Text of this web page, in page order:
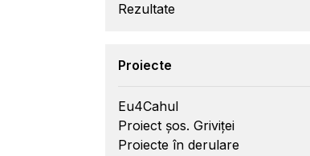
Rezultate
Proiecte
Eu4Cahul
Proiect șos. Griviței
Proiecte în derulare